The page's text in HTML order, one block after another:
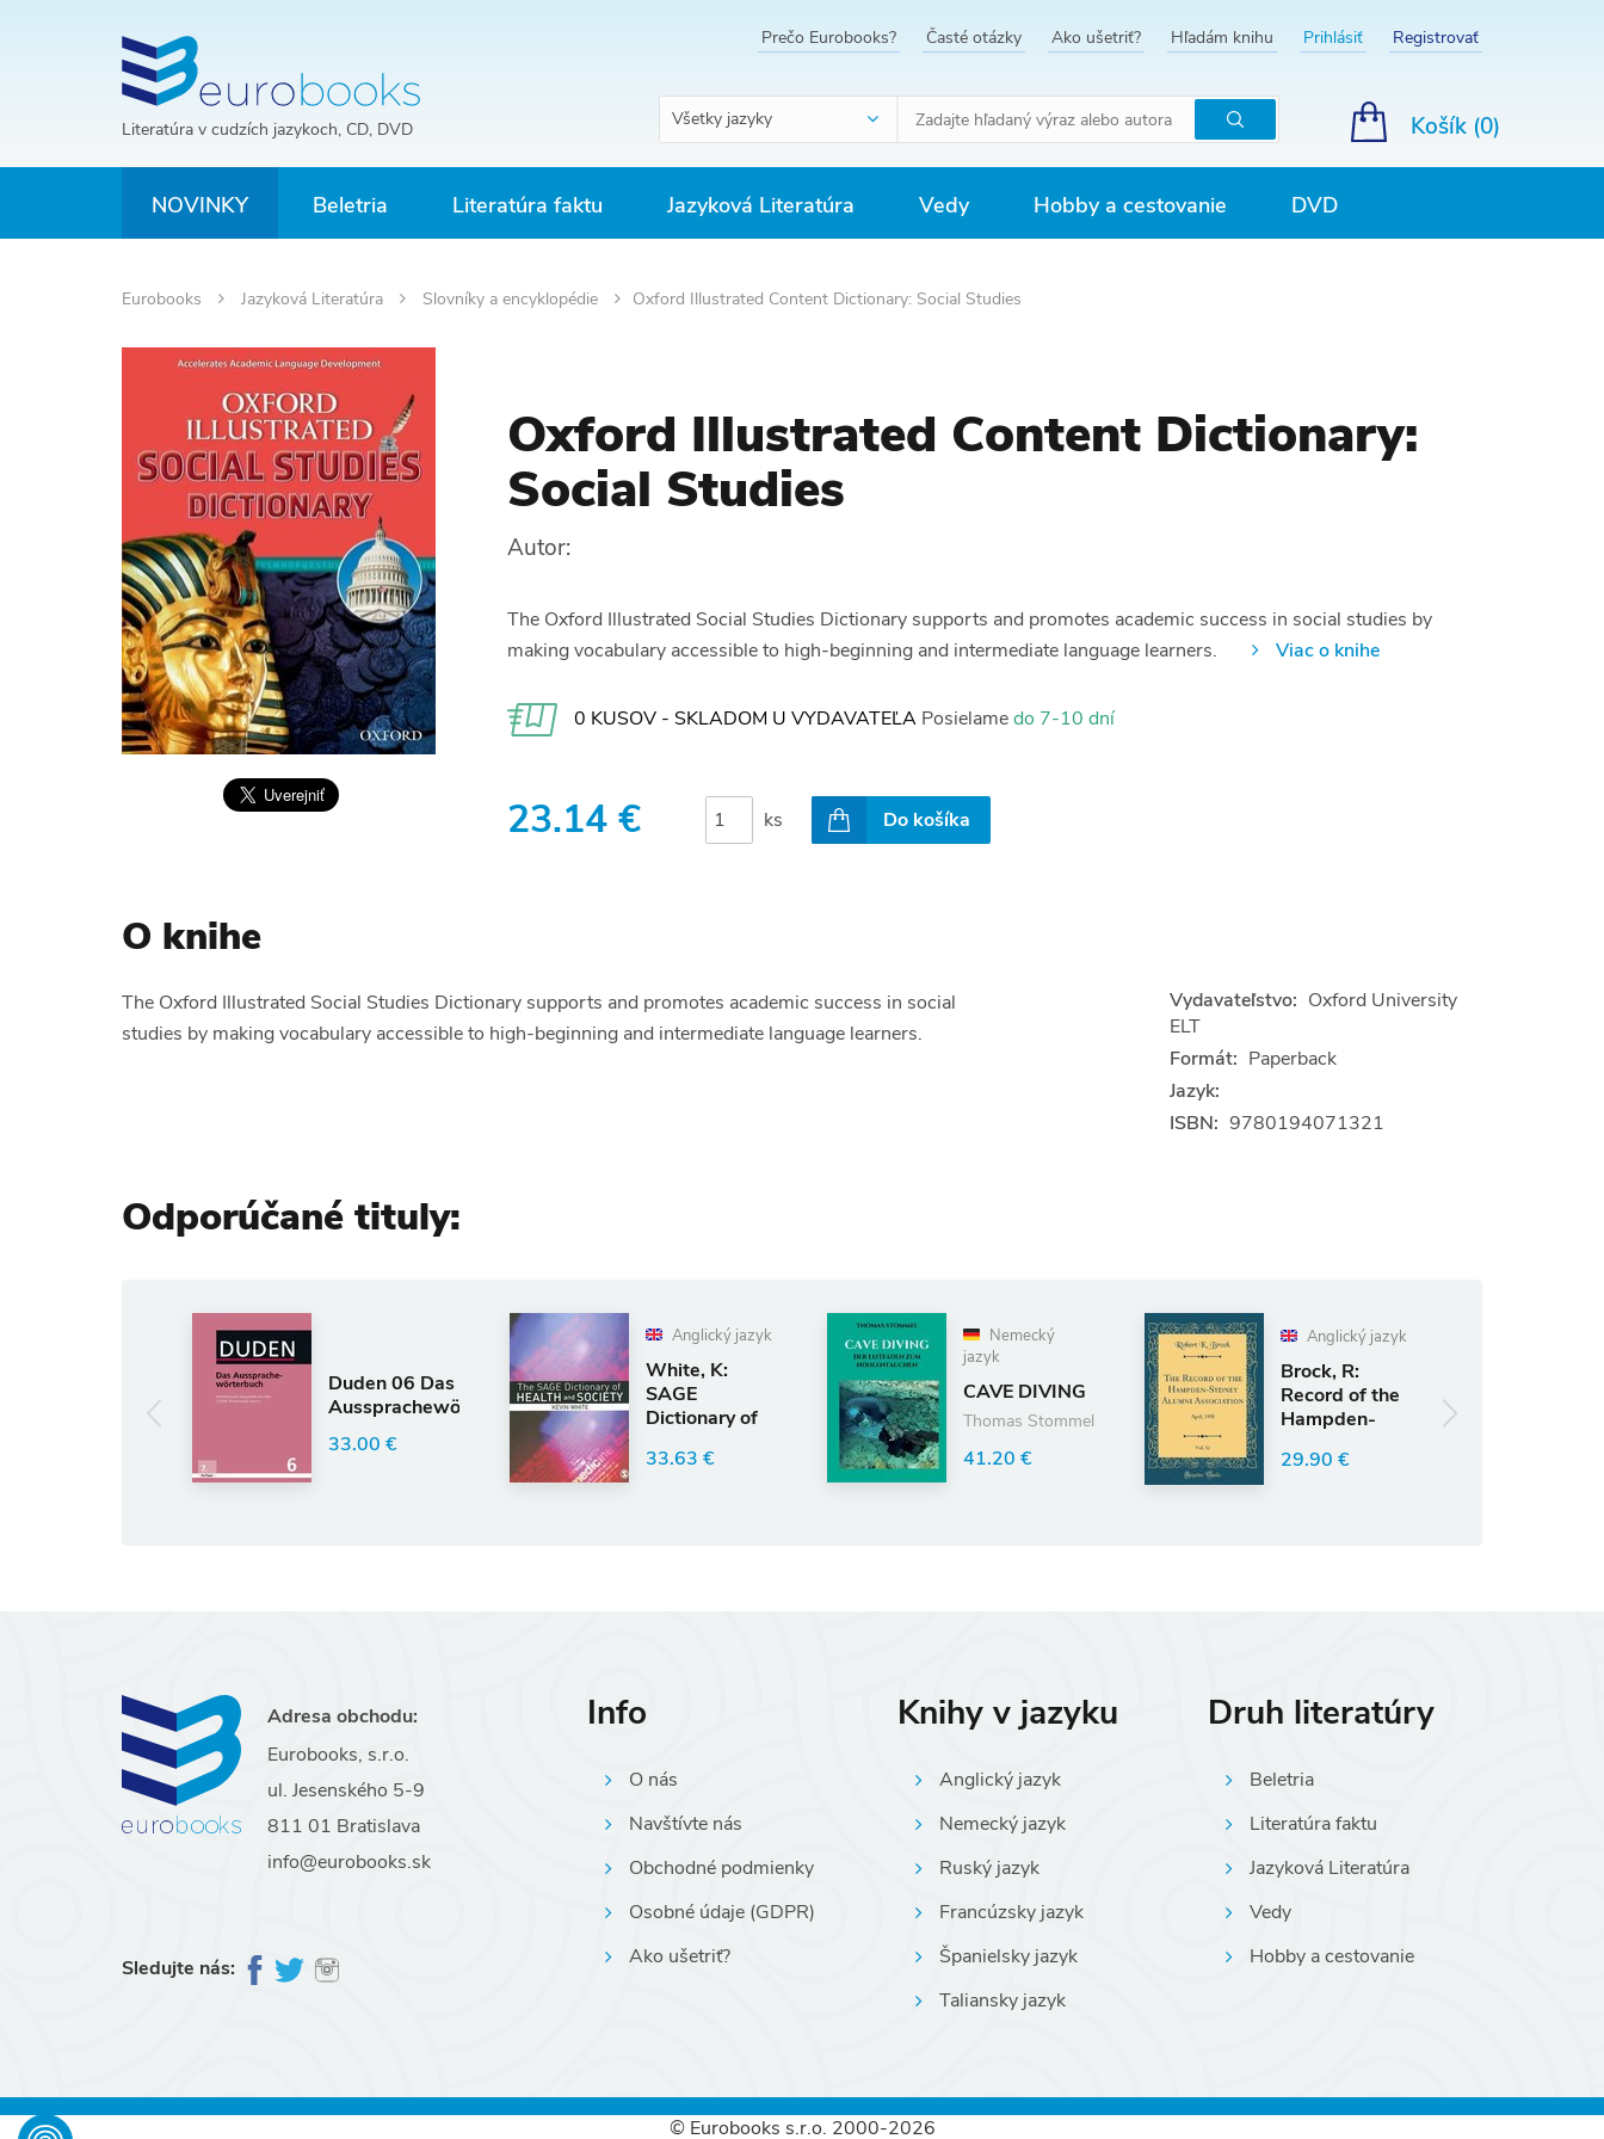
Literatúra v cudzích jazykoch, CD, DVD
Prečo Eurobooks? Časté otázky Ako ušetriť? Hľadám knihu Prihlásiť Registrovať
Všetky jazyky
Hľadať
Košík (0)
NOVINKY Beletria Literatúra faktu Jazyková Literatúra Vedy Hobby a cestovanie DVD
Eurobooks Jazyková Literatúra Slovníky a encyklopédie Oxford Illustrated Content Dictionary: Social Studies
Oxford Illustrated Content Dictionary:
Social Studies
Autor:
The Oxford Illustrated Social Studies Dictionary supports and promotes academic success in social studies by
making vocabulary accessible to high-beginning and intermediate language learners.
Viac o knihe
0 KUSOV - SKLADOM U VYDAVATEĽA Posielamedo 7-10 dní
23.14 € ks Do košíka
O knihe
The Oxford Illustrated Social Studies Dictionary supports and promotes academic success in social
studies by making vocabulary accessible to high-beginning and intermediate language learners.
Vydavateľstvo: Oxford University
ELT
Formát: Paperback
Jazyk:
ISBN: 9780194071321
Odporúčané tituly:
Duden 06 Das
Aussprachewörterbuch
Anglický jazyk
White, K:
SAGE
Dictionary of
Health and
Society
33.63 €
Nemecký
CAVE DIVING
Thomas Stommel
41.20 €
Anglický jazyk
Brock, R:
Record of the
Hampden-
Sydney Alumni
Association, V
29.90 €
Deutsch -
Albanisch
Adresa obchodu:
Eurobooks, s.r.o.
ul. Jesenského 5-9
811 01 Bratislava
info@eurobooks.sk
Sledujte nás:
Info
O nás
Navštívte nás
Obchodné podmienky
Osobné údaje (GDPR)
Ako ušetriť?
Knihy v jazyku
Anglický jazyk
Nemecký jazyk
Ruský jazyk
Francúzsky jazyk
Španielsky jazyk
Taliansky jazyk
Druh literatúry
Beletria
Literatúra faktu
Jazyková Literatúra
Vedy
Hobby a cestovanie
© Eurobooks s.r.o. 2000-2026